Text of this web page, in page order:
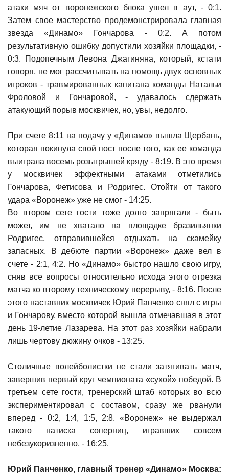
атаки мяч от воронежского блока ушел в аут, - 0:1.
Затем свое мастерство продемонстрировала главная
звезда «Динамо» Гончарова - 0:2. А потом
результативную ошибку допустили хозяйки площадки, -
0:3. Подопечным Левона Джагиняна, который, кстати
говоря, не мог рассчитывать на помощь двух основных
игроков - травмированных капитана команды Натальи
Фроловой и Гончаровой, - удавалось сдержать
атакующий порыв москвичек, но, увы, недолго.
При счете 8:11 на подачу у «Динамо» вышла Щербань,
которая покинула свой пост после того, как ее команда
выиграла восемь розыгрышей кряду - 8:19. В это время
у москвичек эффектными атаками отметились
Гончарова, Фетисова и Родригес. Отойти от такого
удара «Воронеж» уже не смог - 14:25.
Во втором сете гости тоже долго запрягали - быть
может, им не хватало на площадке бразильянки
Родригес, отправившейся отдыхать на скамейку
запасных. В дебюте партии «Воронеж» даже вел в
счете - 2:1, 4:2. Но «Динамо» быстро нашло свою игру,
сняв все вопросы относительно исхода этого отрезка
матча ко второму техническому перерыву, - 8:16. После
этого наставник москвичек Юрий Панченко снял с игры
и Гончарову, вместо которой вышла отмечавшая в этот
день 19-летие Лазарева. На этот раз хозяйки набрали
лишь чертову дюжину очков - 13:25.
Столичные волейболистки не стали затягивать матч,
завершив первый круг чемпионата «сухой» победой. В
третьем сете гости, тренерский штаб которых во всю
экспериментировал с составом, сразу же рванули
вперед - 0:2, 1:4, 1:5, 2:8. «Воронеж» не выдержал
такого натиска соперниц, игравших совсем
небезукоризненно, - 16:25.
Юрий Панченко, главный тренер «Динамо» Москва: